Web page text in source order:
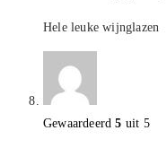
Hele leuke wijnglazen
Gewaardeerd5 uit 5